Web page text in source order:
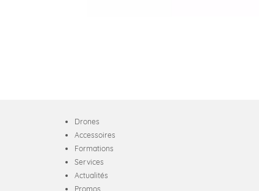
Drones
Accessoires
Formations
Services
Actualités
Promos